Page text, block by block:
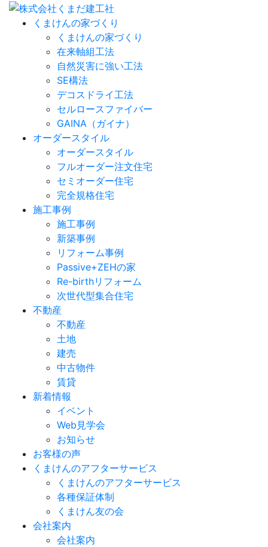
くまけんの家づくり
くまけんの家づくり
在来軸組工法
自然災害に強い工法
SE構法
デコスドライ工法
セルロースファイバー
GAINA（ガイナ）
オーダースタイル
オーダースタイル
フルオーダー注文住宅
セミオーダー住宅
完全規格住宅
施工事例
施工事例
新築事例
リフォーム事例
Passive+ZEHの家
Re-birthリフォーム
次世代型集合住宅
不動産
不動産
土地
建売
中古物件
賃貸
新着情報
イベント
Web見学会
お知らせ
お客様の声
くまけんのアフターサービス
くまけんのアフターサービス
各種保証体制
くまけん友の会
会社案内
会社案内